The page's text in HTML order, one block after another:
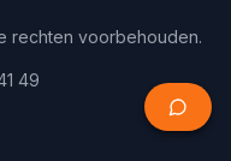
rechten voorbehouden.
49